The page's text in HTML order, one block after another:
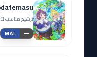
ترشيح مناسب
MAL —